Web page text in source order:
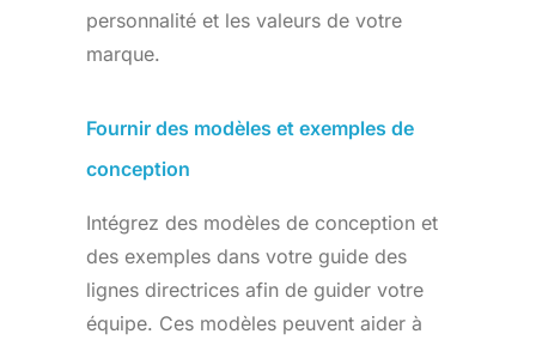
personnalité et les valeurs de votre
marque.
Fournir des modèles et exemples de
conception
Intégrez des modèles de conception et
des exemples dans votre guide des
lignes directrices afin de guider votre
équipe. Ces modèles peuvent aider à